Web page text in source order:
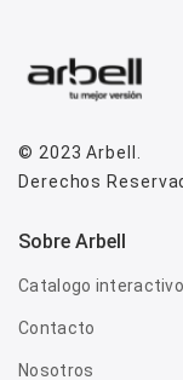
© 2023Arbell
Derechos
Sobre Arbell
Catalogo interactivo
Contacto
Nosotros